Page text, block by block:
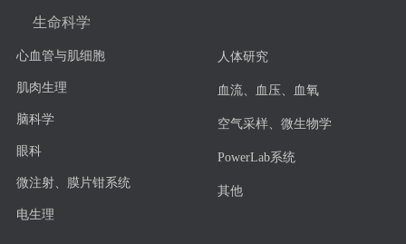
生命科学
心血管与肌细胞
肌肉生理
脑科学
眼科
微注射、膜片钳系统
电生理
人体研究
血流、血压、血氧
空气采样、微生物学
PowerLab系统
其他